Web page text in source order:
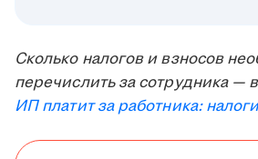
Сколько налогов и взносов
перечислить за сотрудника —
ИП платит за работника: